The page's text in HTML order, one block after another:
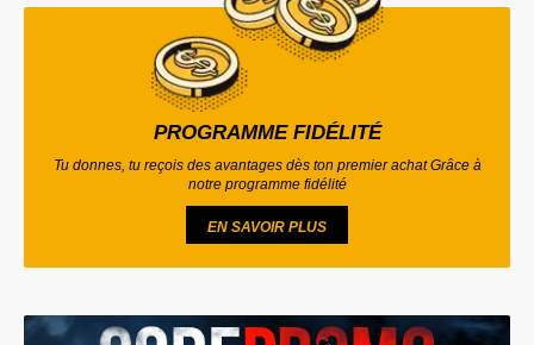
PROGRAMME FIDÉLITÉ
Tu donnes, tu reçois des avantages dès ton premier achat Grâce à
notre programme fidélité
EN SAVOIR PLUS